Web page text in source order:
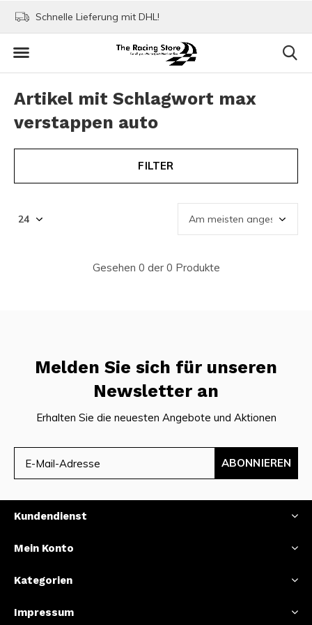
Schnelle Lieferung mit DHL!
Artikel mit Schlagwort max
verstappen auto
FILTER
Gesehen 0 der 0 Produkte
Melden Sie sich für unseren
Newsletter an
Erhalten Sie die neuesten Angebote und Aktionen
ABONNIEREN
Kundendienst
Mein Konto
Kategorien
Impressum